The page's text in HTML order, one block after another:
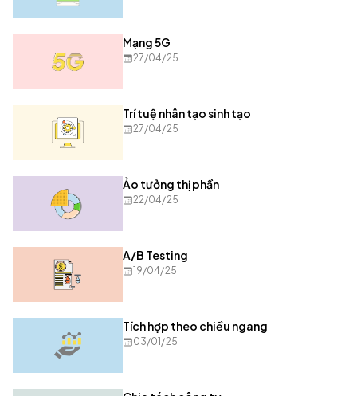
Mạng 5G
27/04/25
Trí tuệ nhân tạo sinh tạo
27/04/25
Ảo tưởng thị phần
22/04/25
A/B Testing
19/04/25
Tích hợp theo chiều ngang
03/01/25